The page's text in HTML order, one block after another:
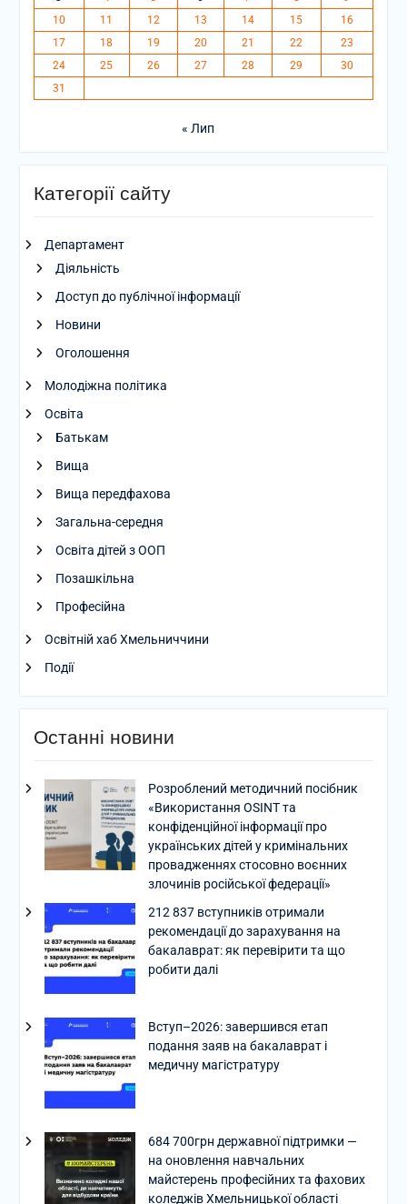
10
11 12 13 14 15
16
17
18 19 20 21 22
23
24
25 26 27 28 29
30
31
« Лип
Категорії сайту
Департамент
Діяльність
Доступ до публічної інформації
Новини
Оголошення
Молодіжна політика
Освіта
Батькам
Вища
Вища передфахова
Загальна-середня
Освіта дітей з ООП
Позашкільна
Професійна
Освітній хаб Хмельниччини
Події
Останні новини
Розроблений методичний посібник
«Використання OSINT та
конфіденційної інформації про
українських дітей у кримінальних
провадженнях стосовно воєнних
злочинів російської федерації»
212 837 вступників отримали
рекомендації до зарахування на
бакалаврат: як перевірити та що
робити далі
Вступ–2026: завершився етап
подання заяв на бакалаврат і
медичну магістратуру
684 700грн державної підтримки —
на оновлення навчальних
майстерень професійних та фахових
коледжів Хмельницької області